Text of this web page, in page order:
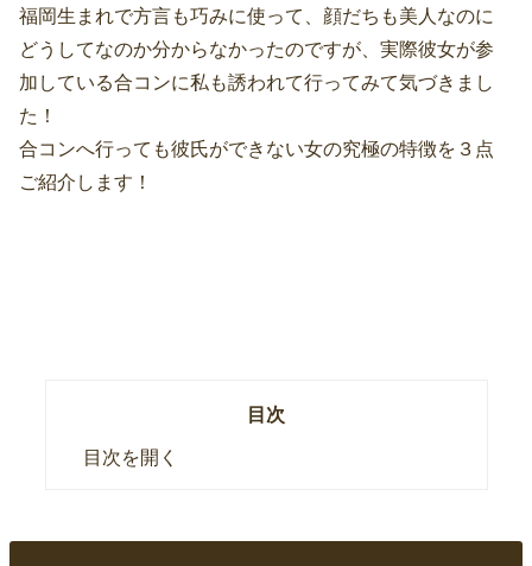
福岡生まれで方言も巧みに使って、顔だちも美人なのに
どうしてなのか分からなかったのですが、実際彼女が参
加している合コンに私も誘われて行ってみて気づきまし
た！
合コンへ行っても彼氏ができない女の究極の特徴を３点
ご紹介します！
目次
目次を開く